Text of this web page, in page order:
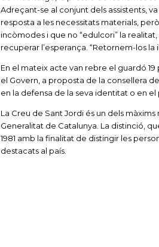
Adreçant-se al conjunt dels assistents,
resposta a les necessitats materials,
incòmodes i que no “edulcori” la
recuperar l’esperança. “Retornem-los la
En el mateix acte van rebre el guardó
el Govern, a proposta de la consellera
en la defensa de la seva identitat o en el
La Creu de Sant Jordi és un dels
Generalitat de Catalunya. La distinció,
1981 amb la finalitat de distingir les
destacats al país.